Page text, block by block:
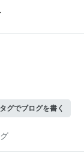
グでブログを書く